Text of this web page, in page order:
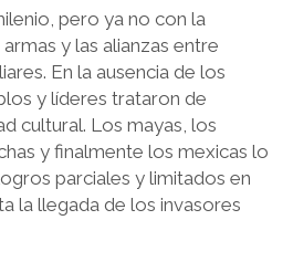
pero ya no con la
y las alianzas entre
En la ausencia de los
y líderes trataron de
cultural. Los mayas, los
y finalmente los mexicas lo
parciales y limitados en
la llegada de los invasores